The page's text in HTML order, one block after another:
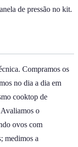
de pressão no kit.
Compramos os
no dia a dia em
cooktop de
o
ovos com
medimos a